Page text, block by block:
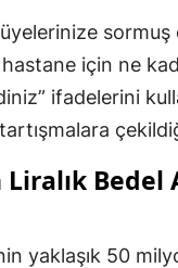
sormuş
için ne
ifadelerini
Bedel
yaklaşık 50